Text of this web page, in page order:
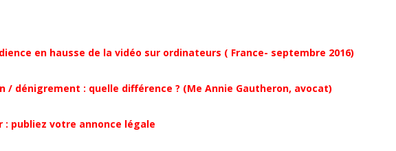
en hausse de la vidéo sur ordinateurs ( France- septembre 2016)
/ dénigrement : quelle différence ? (Me Annie Gautheron, avocat)
: publiez votre annonce légale